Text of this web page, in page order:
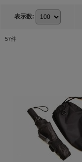
表示数:
57件